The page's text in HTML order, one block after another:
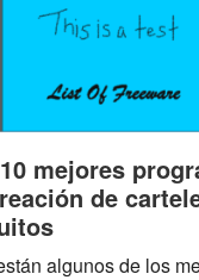
gratuitos
creación
WIM
para
mejores
de
algunos de los